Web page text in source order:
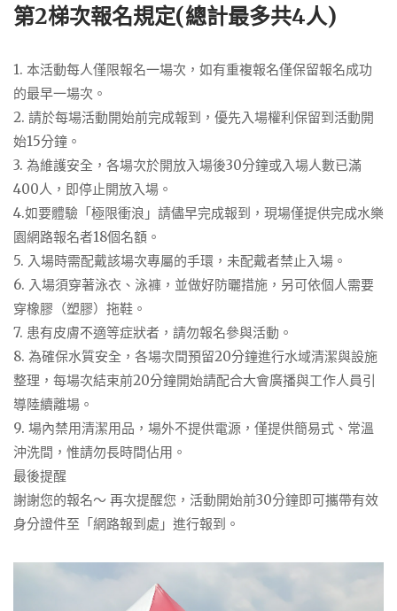
第2梯次報名規定(總計最多共4人)
1. 本活動每人僅限報名一場次，如有重複報名僅保留報名成功
的最早一場次。
2. 請於每場活動開始前完成報到，優先入場權利保留到活動開
始15分鐘。
3. 為維護安全，各場次於開放入場後30分鐘或入場人數已滿
400人，即停止開放入場。
4.如要體驗「極限衝浪」請儘早完成報到，現場僅提供完成水樂
園網路報名者18個名額。
5. 入場時需配戴該場次專屬的手環，未配戴者禁止入場。
6. 入場須穿著泳衣、泳褲，並做好防曬措施，另可依個人需要
穿橡膠（塑膠）拖鞋。
7. 患有皮膚不適等症狀者，請勿報名參與活動。
8. 為確保水質安全，各場次間預留20分鐘進行水域清潔與設施
整理，每場次結束前20分鐘開始請配合大會廣播與工作人員引
導陸續離場。
9. 場內禁用清潔用品，場外不提供電源，僅提供簡易式、常溫
沖洗間，惟請勿長時間佔用。
最後提醒
謝謝您的報名～ 再次提醒您，活動開始前30分鐘即可攜帶有效
身分證件至「網路報到處」進行報到。